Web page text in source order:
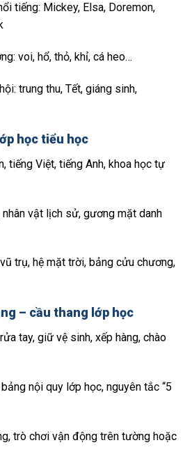
tiếng: Mickey, Elsa, Doremon,
voi, hổ, thỏ, khỉ, cá heo…
trung thu, Tết, giáng sinh,
học tiểu học
tiếng Việt, tiếng Anh, khoa học tự
nhân vật lịch sử, gương mặt danh
trụ, hệ mặt trời, bảng cửu chương,
– cầu thang lớp học
tay, giữ vệ sinh, xếp hàng, chào
nội quy lớp học, nguyên tắc “5
trò chơi vận động trên tường hoặc